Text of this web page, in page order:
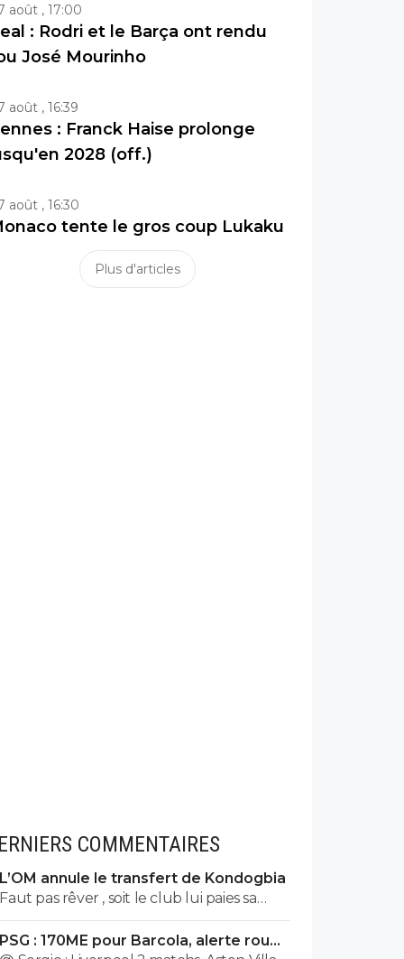
août , 17:00
: Rodri et le Barça ont rendu
José Mourinho
août , 16:39
: Franck Haise prolonge
2028 (off.)
août , 16:30
tente le gros coup Lukaku
Plus d'articles
COMMENTAIRES
L’OM annule le transfert de Kondogbia
Faut pas rêver , soit le club lui paies sa
dernière année où un arrangement a
l'amiable, style il a un club qui lui donne
PSG : 170ME pour Barcola, alerte rouge